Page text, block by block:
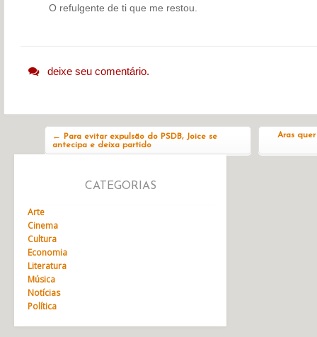
O refulgente de ti que me restou.
deixe seu comentário.
←
Para evitar expulsão do PSDB, Joice se
antecipa e deixa partido
Aras
CATEGORIAS
Arte
Cinema
Cultura
Economia
Literatura
Música
Notícias
Política